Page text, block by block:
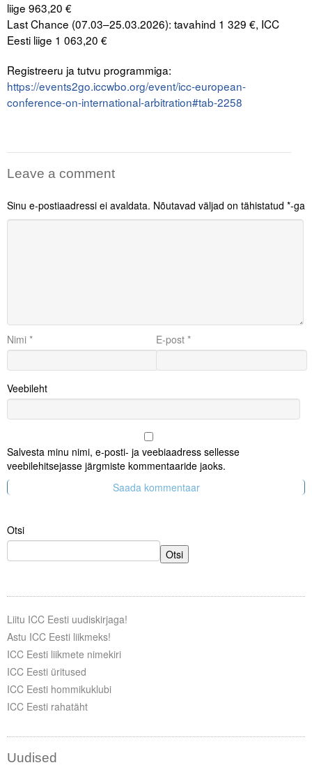
liige 963,20 €
Last Chance (07.03–25.03.2026): tavahind 1 329 €, ICC
Eesti liige 1 063,20 €
Registreeru ja tutvu programmiga:
https://events2go.iccwbo.org/event/icc-european-
conference-on-international-arbitration#tab-2258
Leave a comment
Sinu e-postiaadressi ei avaldata. Nõutavad väljad on tähistatud *-ga
Nimi * E-post *
Veebileht
Salvesta minu nimi, e-posti- ja veebiaadress sellesse
veebilehitsejasse järgmiste kommentaaride jaoks.
Otsi
Otsi
Liitu ICC Eesti uudiskirjaga!
Astu ICC Eesti liikmeks!
ICC Eesti liikmete nimekiri
ICC Eesti üritused
ICC Eesti hommikuklubi
ICC Eesti rahatäht
Uudised